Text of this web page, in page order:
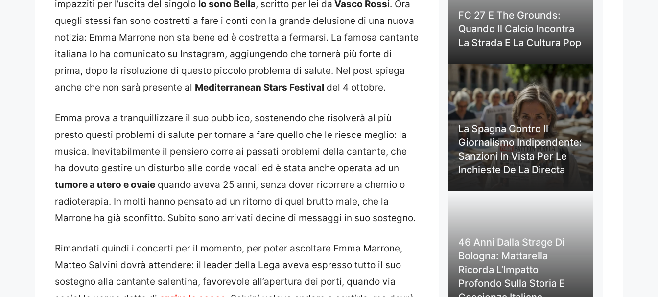
impazziti per l’uscita del singolo Io sono Bella, scritto per lei da Vasco Rossi. Ora
quegli stessi fan sono costretti a fare i conti con la grande delusione di una nuova
notizia: Emma Marrone non sta bene ed è costretta a fermarsi. La famosa cantante
italiana lo ha comunicato su Instagram, aggiungendo che tornerà più forte di
prima, dopo la risoluzione di questo piccolo problema di salute. Nel post spiega
anche che non sarà presente al Mediterranean Stars Festival del 4 ottobre.
Emma prova a tranquillizzare il suo pubblico, sostenendo che risolverà al più
presto questi problemi di salute per tornare a fare quello che le riesce meglio: la
musica. Inevitabilmente il pensiero corre ai passati problemi della cantante, che
ha dovuto gestire un disturbo alle corde vocali ed è stata anche operata ad un
tumore a utero e ovaie quando aveva 25 anni, senza dover ricorrere a chemio o
radioterapia. In molti hanno pensato ad un ritorno di quel brutto male, che la
Marrone ha già sconfitto. Subito sono arrivati decine di messaggi in suo sostegno.
Rimandati quindi i concerti per il momento, per poter ascoltare Emma Marrone,
Matteo Salvini dovrà attendere: il leader della Lega aveva espresso tutto il suo
sostegno alla cantante salentina, favorevole all’apertura dei porti, quando via
FC 27 E The Grounds:
Quando Il Calcio Incontra
La Strada E La Cultura Pop
La Spagna Contro Il
Giornalismo Indipendente:
Sanzioni In Vista Per Le
Inchieste De La Directa
46 Anni Dalla Strage Di
Bologna: Mattarella
Ricorda L’Impatto
Profondo Sulla Storia E